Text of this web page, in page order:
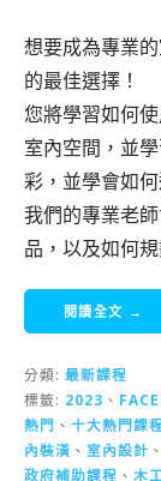
想要成為專業
的最佳選擇！
您將學習如何
室內空間，並
彩，並學會如
我們的專業老
品，以及如何
閱讀全文 →
分類: 最新課程
標籤: 2023 、
熱門 、 十大熱門課
內裝潢 、 室內設計 、
政府補助課程 、 木